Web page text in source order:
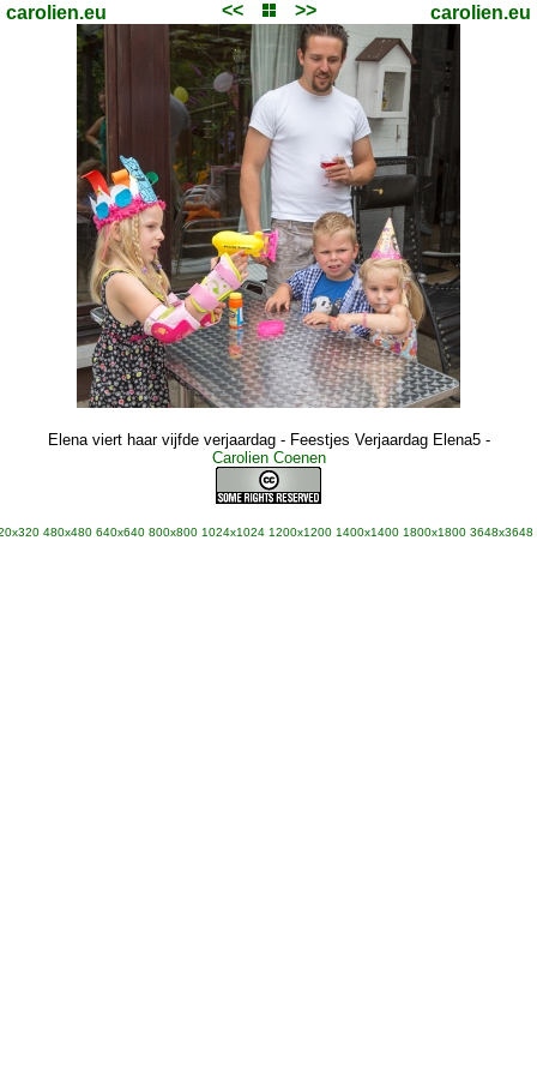
carolien.eu << >> carolien.eu
Elena viert haar vijfde verjaardag - Feestjes Verjaardag Elena5-
Carolien Coenen
480x480 640x640 800x800 1024x1024 1200x1200 1400x1400 1800x1800 3648x3648